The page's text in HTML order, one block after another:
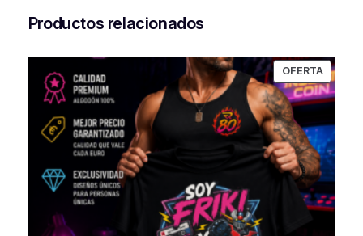
Productos relacionados
OFERTA
EN
OFERTA